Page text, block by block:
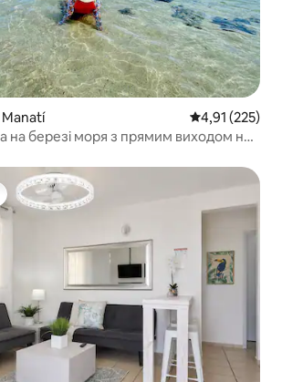
Manatí Середня
4,91 (225)
на березі моря з прямим виходом на